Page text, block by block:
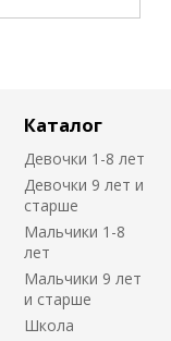
Каталог
Девочки 1-8 лет
Девочки 9 лет и
старше
Мальчики 1-8
лет
Мальчики 9 лет
и старше
Школа